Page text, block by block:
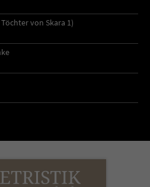
von Skara 1)
des Kontaktformulars zu